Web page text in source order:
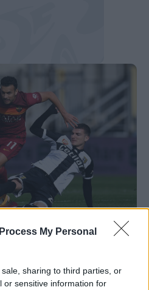
My Personal
sharing to third parties, or
or sensitive information for